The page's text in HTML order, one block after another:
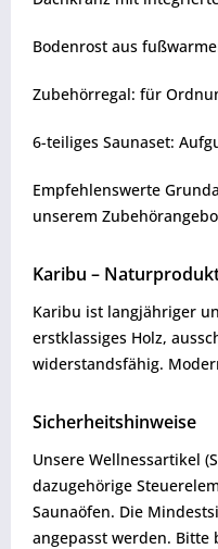
Bodenrost aus
Zubehörregal: für
6-teiliges Saunaset:
Empfehlenswerte
unserem
Karibu –
Karibu ist langjähriger
erstklassiges Holz,
widerstandsfähig.
Sicherheitshinweise
Unsere Wellnessartikel
dazugehörige
Saunaöfen. Die
angepasst werden. Bitte